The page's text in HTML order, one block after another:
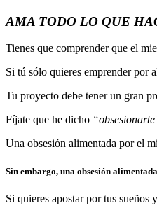
AMA TODO LO QUE
Tienes que comprender que el
Si tú sólo quieres emprender por
Tu proyecto debe tener un gran
Fíjate que he dicho “
Una obsesión alimentada por el
Sin embargo, una obsesión
Si quieres apostar por tus